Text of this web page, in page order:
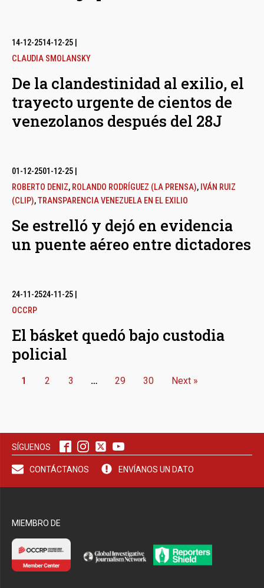
14-12-2514-12-25
CLAUDIA SMOLANSKY
De la clandestinidad al exilio, el
trayecto urgente de cientos de
venezolanos después del 28J
01-12-2501-12-25
ROBERTO DENIZ, ROLANDO RODRÍGUEZ (LA PRENSA), IVÁN RUIZ
(CLIP),TRANSPARENCIA VENEZUELA EN EL EXILIO
Se estrelló y dejó en evidencia
un puente aéreo entre dictadores
24-11-2524-11-25
OCCRP
El básket quedó bajo custodia
policial
1 2 3 … 29 30 Next »
SÍGUENOS
CONTÁCTANOS ENVÍANOS UN DATO
MIEMBRO DE